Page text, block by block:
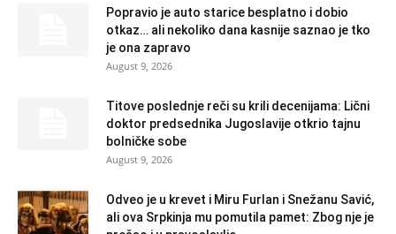
Popravio je auto starice besplatno i dobio
otkaz… ali nekoliko dana kasnije saznao je tko
je ona zapravo
August 9, 2026
Titove poslednje reči su krili decenijama: Lični
doktor predsednika Jugoslavije otkrio tajnu
bolničke sobe
August 9, 2026
Odveo je u krevet i Miru Furlan i Snežanu Savić,
ali ova Srpkinja mu pomutila pamet: Zbog nje je